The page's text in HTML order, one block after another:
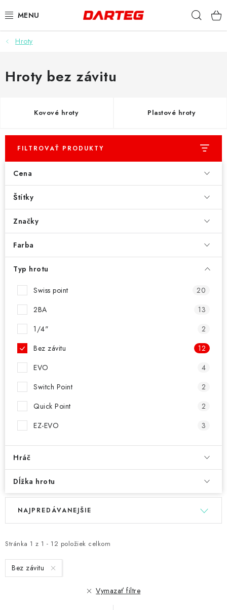
na
ŠÍPKY
TERČE
NÁSADKY
HROTY
PUZDRÁ
PRÍSLUŠENSTVO
OBLEČENIE
ZĽAVY
TERČE A ŠÍPKY
DARČEKOVÉ POUKAZY
NOVINKY
Hroty
Hroty bez závitu
Kovové hroty Plastové hroty
FILTROVAŤ PRODUKTY
Cena
Štítky
Značky
Farba
Typ hrotu
Swiss point
20
2BA
13
1/4"
2
Bez závitu
12
EVO
4
Switch Point
2
Quick Point
2
EZ-EVO
3
Hráč
Dĺžka hrotu
V
i
s
p
Stránka 1 z 1 - 12 položiek celkom
R
e
n
i
NAJPREDÁVANEJŠIE
Bez závitu
Vymazať filtre